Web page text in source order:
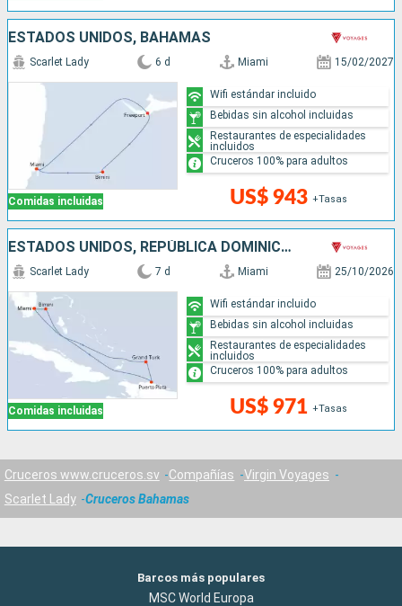
ESTADOS UNIDOS, BAHAMAS
Comidas incluidas
Scarlet Lady 6 d Miami 15/02/2027
US$ 943 +Tasas
Wifi estándar incluido
Bebidas sin alcohol incluidas
Restaurantes de especialidades
incluidos
Cruceros 100% para adultos
ESTADOS UNIDOS, REPÚBLICA DOMINICANA, BAHAMAS
Comidas incluidas
Scarlet Lady 7 d Miami 25/10/2026
US$ 971 +Tasas
Wifi estándar incluido
Bebidas sin alcohol incluidas
Restaurantes de especialidades
incluidos
Cruceros 100% para adultos
Cruceros www.cruceros.sv Compañías
Virgin Voyages
Scarlet Lady
Cruceros Bahamas
Barcos más populares
MSC World Europa